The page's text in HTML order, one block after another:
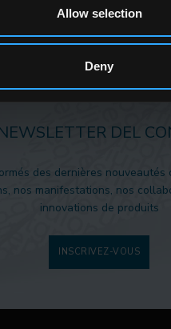
Allow selection
Deny
DEL
des dernières nouveautés
nos manifestations, nos
innovations de produits
INSCRIVEZ-VOUS